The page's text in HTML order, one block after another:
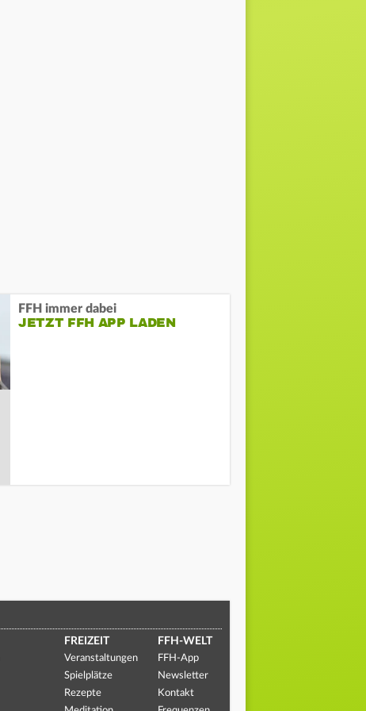
FFH immer dabei
JETZT FFH APP LADEN
FREIZEIT
Veranstaltungen
Spielplätze
Rezepte
FFH-WELT
FFH-App
Newsletter
Kontakt